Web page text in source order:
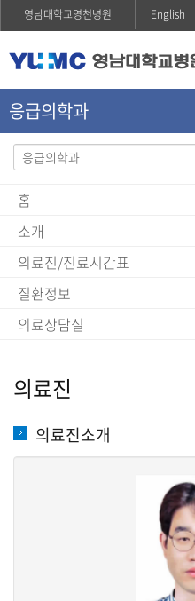
영남대학교영천병원 English
응급의학과
홈
소개
의료진/진료시간표
질환정보
의료상담실
의료진
의료진소개